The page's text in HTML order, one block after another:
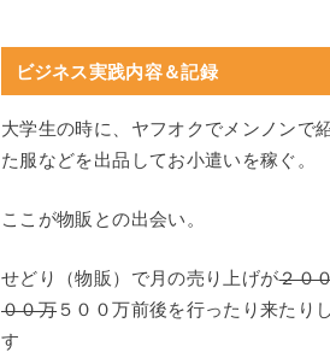
ビジネス実践内容＆記録
大学生の時に、ヤフオクでメンノンで
た服などを出品してお小遣いを稼ぐ。
ここが物販との出会い。
せどり（物販）で月の売り上げが２０
００万 ５００万前後を行ったり来たり
す